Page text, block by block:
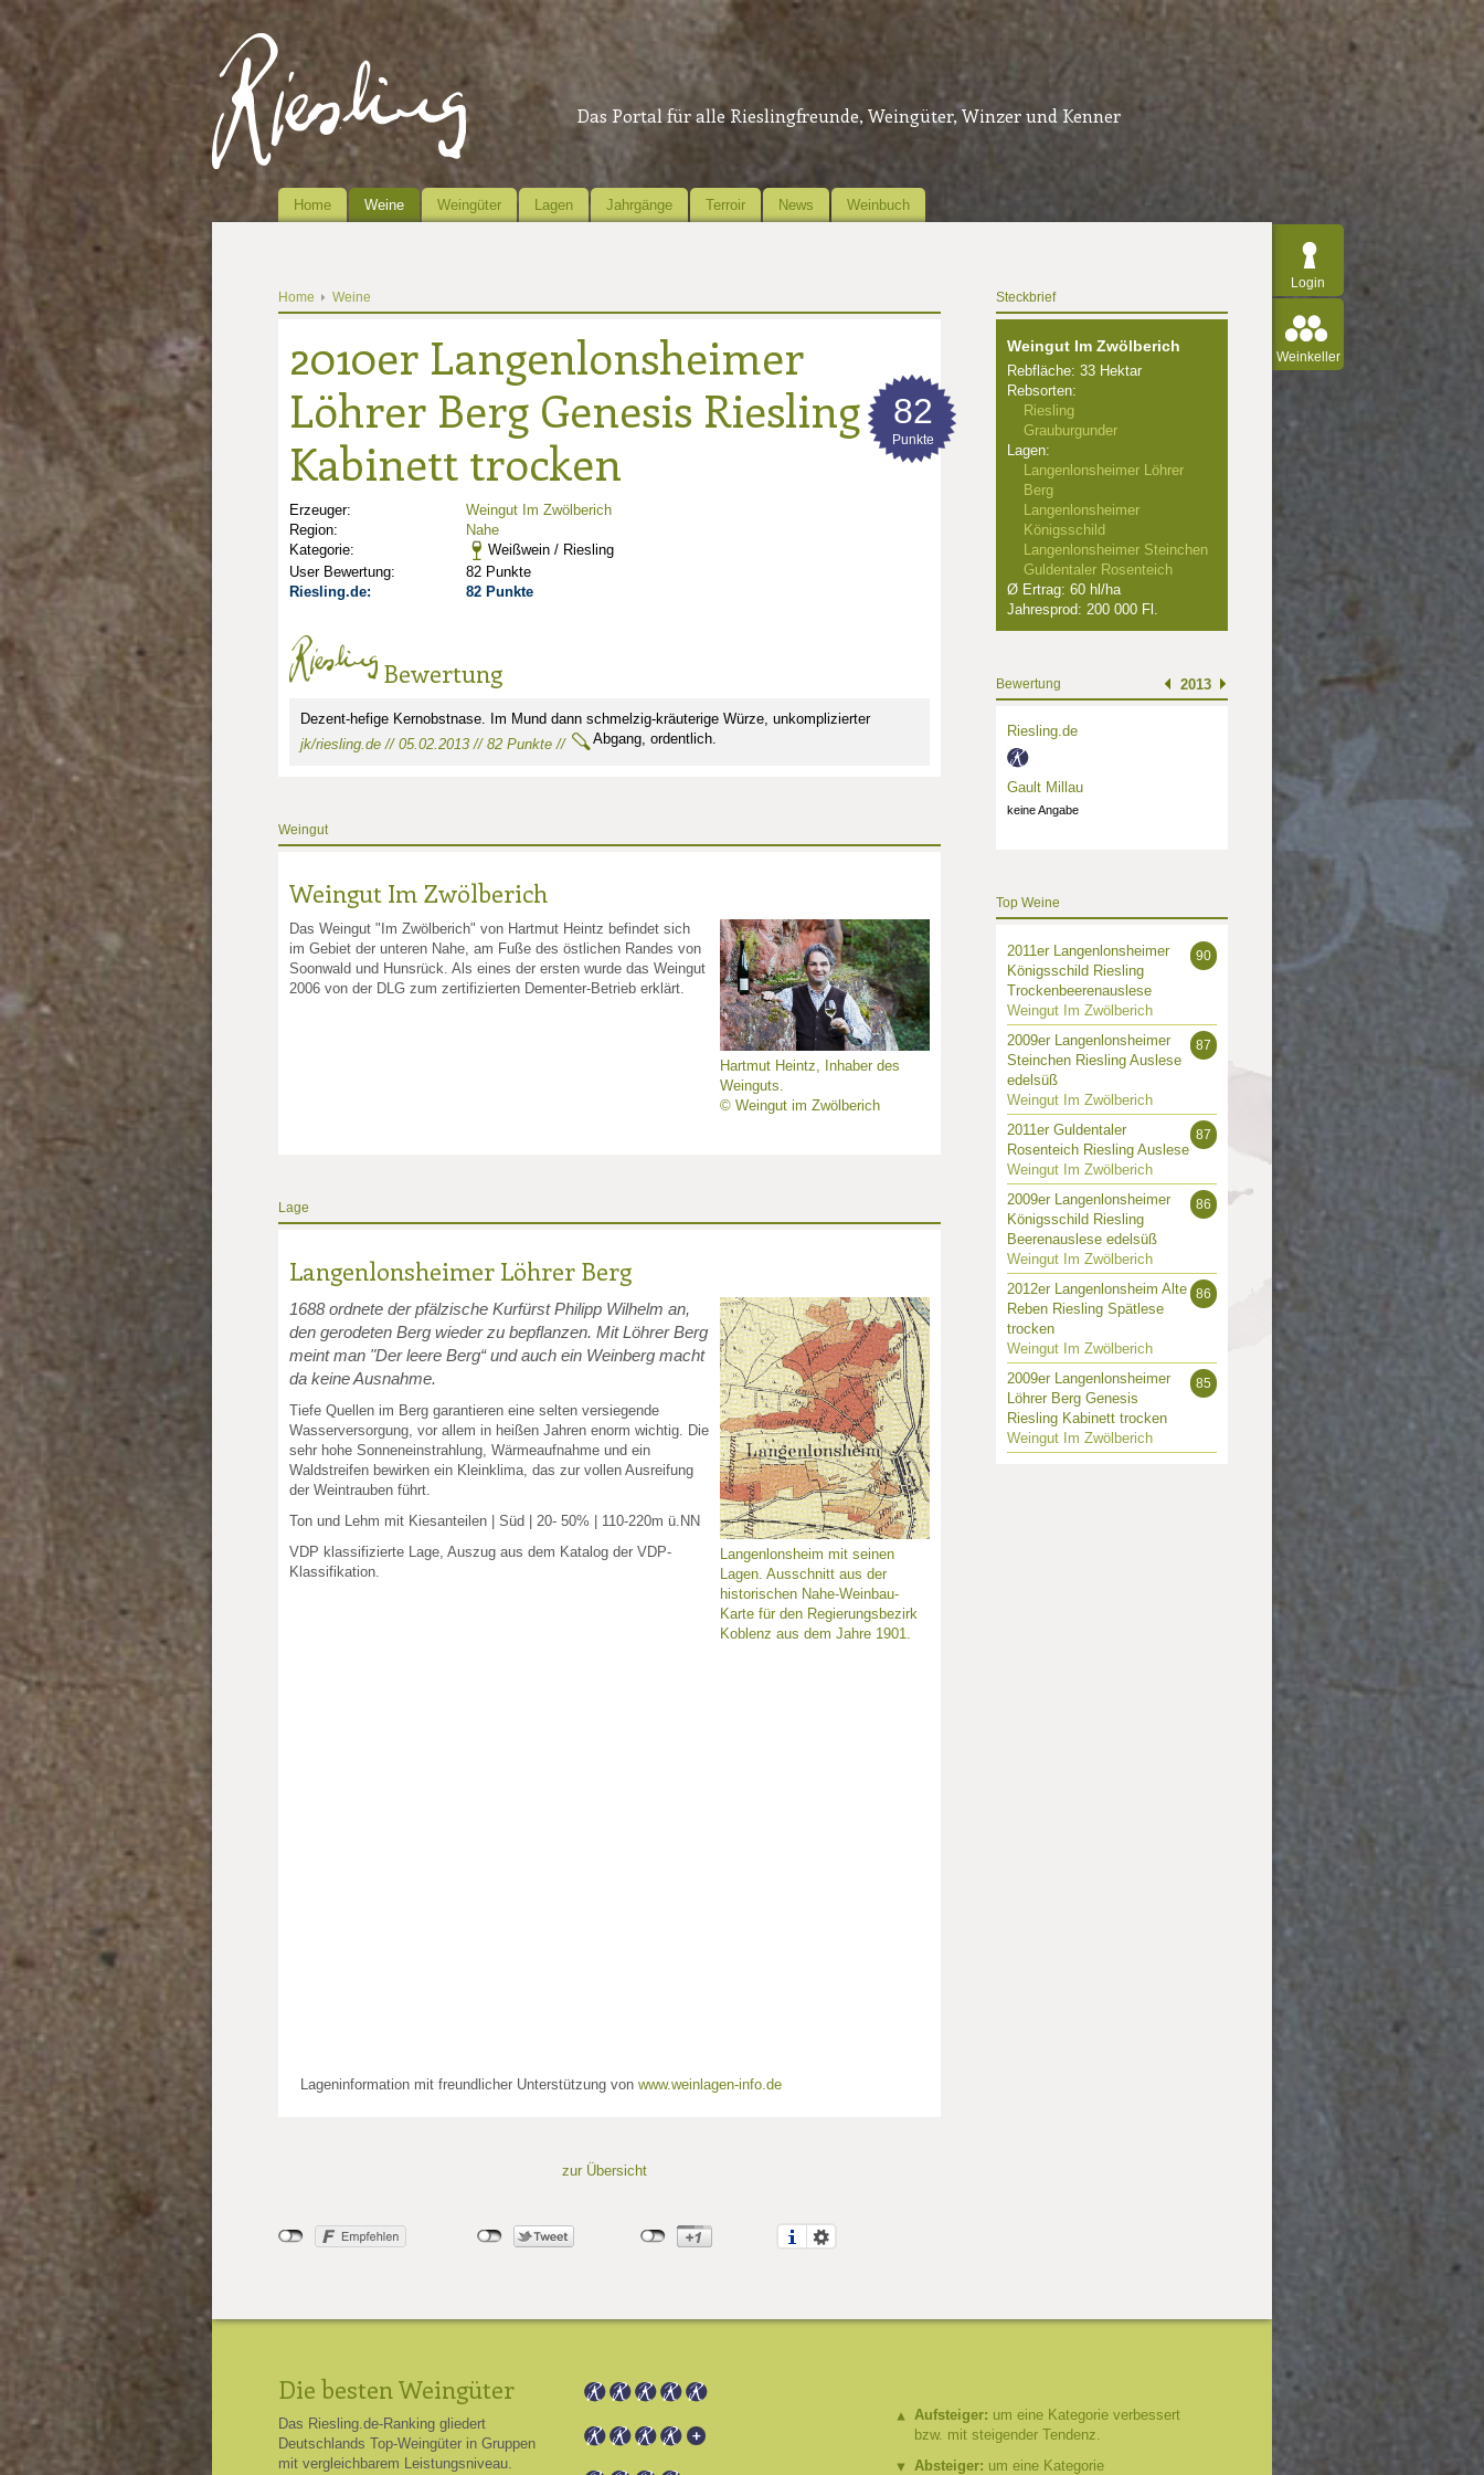
Das Portal für alle Rieslingfreunde, Weingüter, Winzer und Kenner
Home Weine Weingüter Lagen Jahrgänge Terroir News Weinbuch
Login
Weinkeller
Home Weine
2010er Langenlonsheimer
Löhrer Berg Genesis Riesling
Kabinett trocken
Erzeuger:
Weingut Im Zwölberich
Region:
Nahe
Kategorie:
Weißwein / Riesling
User Bewertung:
82 Punkte
Riesling.de:
82 Punkte
82
Punkte
Bewertung
Dezent-hefige Kernobstnase. Im Mund dann schmelzig-kräuterige Würze, unkomplizierter
Abgang, ordentlich.
jk/riesling.de // 05.02.2013 // 82 Punkte //
Weingut
Weingut Im Zwölberich
Hartmut Heintz, Inhaber des
Weinguts.
© Weingut im Zwölberich
Das Weingut "Im Zwölberich" von Hartmut Heintz befindet sich
im Gebiet der unteren Nahe, am Fuße des östlichen Randes von
Soonwald und Hunsrück. Als eines der ersten wurde das Weingut
2006 von der DLG zum zertifizierten Dementer-Betrieb erklärt.
Lage
Langenlonsheimer Löhrer Berg
Langenlonsheim mit seinen
Lagen. Ausschnitt aus der
historischen Nahe-Weinbau-
Karte für den Regierungsbezirk
Koblenz aus dem Jahre 1901.
1688 ordnete der pfälzische Kurfürst Philipp Wilhelm an,
den gerodeten Berg wieder zu bepflanzen. Mit Löhrer Berg
meint man "Der leere Berg“ und auch ein Weinberg macht
da keine Ausnahme.
Tiefe Quellen im Berg garantieren eine selten versiegende
Wasserversorgung, vor allem in heißen Jahren enorm wichtig. Die
sehr hohe Sonneneinstrahlung, Wärmeaufnahme und ein
Waldstreifen bewirken ein Kleinklima, das zur vollen Ausreifung
der Weintrauben führt.
Ton und Lehm mit Kiesanteilen | Süd | 20- 50% | 110-220m ü.NN
VDP klassifizierte Lage, Auszug aus dem Katalog der VDP-
Klassifikation.
Lageninformation mit freundlicher Unterstützung von www.weinlagen-info.de
zur Übersicht
Steckbrief
Weingut Im Zwölberich
Rebfläche: 33 Hektar
Rebsorten:
Riesling
Grauburgunder
Lagen:
Langenlonsheimer Löhrer
Berg
Langenlonsheimer
Königsschild
Langenlonsheimer Steinchen
Guldentaler Rosenteich
Ø Ertrag: 60 hl/ha
Jahresprod: 200 000 Fl.
Bewertung 2013
Riesling.de
1
Gault Millau
keine Angabe
Top Weine
90
2011er Langenlonsheimer
Königsschild Riesling
Trockenbeerenauslese
Weingut Im Zwölberich
87
2009er Langenlonsheimer
Steinchen Riesling Auslese
edelsüß
Weingut Im Zwölberich
87
2011er Guldentaler
Rosenteich Riesling Auslese
Weingut Im Zwölberich
86
2009er Langenlonsheimer
Königsschild Riesling
Beerenauslese edelsüß
Weingut Im Zwölberich
86
2012er Langenlonsheim Alte
Reben Riesling Spätlese
trocken
Weingut Im Zwölberich
85
2009er Langenlonsheimer
Löhrer Berg Genesis
Riesling Kabinett trocken
Weingut Im Zwölberich
Die besten Weingüter
Das Riesling.de-Ranking gliedert
Deutschlands Top-Weingüter in Gruppen
mit vergleichbarem Leistungsniveau.
Aufsteiger: um eine Kategorie verbessert
bzw. mit steigender Tendenz.
Absteiger: um eine Kategorie